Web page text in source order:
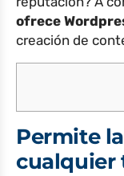
ofrece
creación de
Permite
cualquier